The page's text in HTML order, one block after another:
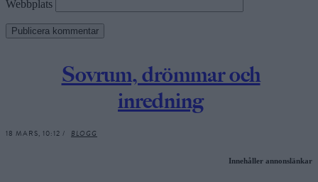
Webbplats
Sovrum, drömmar och
inredning
18 MARS, 10:12 / BLOGG
Innehåller annonslänkar